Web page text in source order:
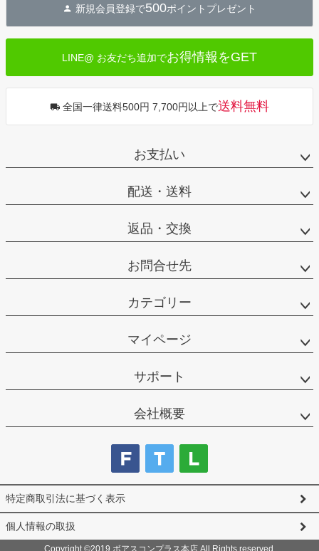
へ
新規会員登録で500ポイントプレゼント
LINE@ お友だち追加でお得情報をGET
全国一律送料500円 7,700円以上で送料無料
お支払い
配送・送料
返品・交換
お問合せ先
カテゴリー
マイページ
サポート
会社概要
特定商取引法に基づく表示
個人情報の取扱
Copyright ©2019 ボアスコンプラス本店 All Rights reserved.